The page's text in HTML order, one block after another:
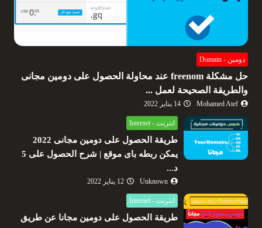
دومين - Domain
حل مشكلة freenom عند محاولة الحصول على دومين مجانى
والطريقة الصحيحة لعمل ...
Mohamed Atef 14 يناير 2022
انترنت - Internet
طريقة الحصول على دومين مجانى 2022
يمكن ربطه باى موقع | شرح الحصول على 5
د...
Unknown 12 يناير 2022
انترنت - Internet
طريقة الحصول على دومين مجانا عن طريق